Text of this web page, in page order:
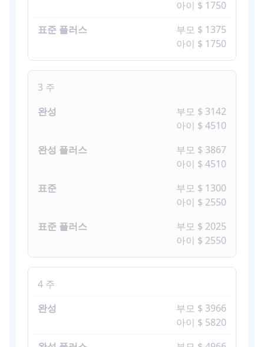
아이 $ 1750
부모 $ 1375
아이 $ 1750
3 주
부모 $ 3142
아이 $ 4510
부모 $ 3867
아이 $ 4510
부모 $ 1300
아이 $ 2550
부모 $ 2025
아이 $ 2550
4 주
부모 $ 3966
아이 $ 5820